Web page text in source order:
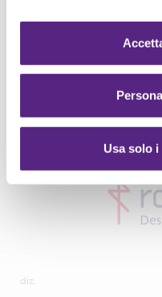
Usa solo
diz.